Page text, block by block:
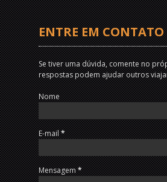
ENTRE EM CONTATO
Se tiver uma dúvida, comente no
respostas podem ajudar outros
Nome
E-mail*
Mensagem*